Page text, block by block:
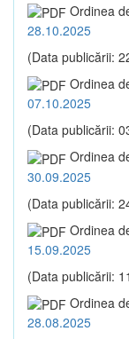
Ordinea
28.10.2025
(Data publicării:
Ordinea
07.10.2025
(Data publicării:
Ordinea
30.09.2025
(Data publicării:
Ordinea
15.09.2025
(Data publicării:
Ordinea
28.08.2025